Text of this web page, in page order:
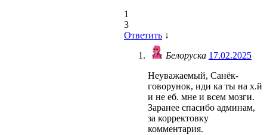
1
3
Ответить ↓
Белоруска 17.02.2025
Неуважаемый, Санёк-
говорунок, иди ка ты на х.й
и не еб. мне и всем мозги.
Заранее спасибо админам,
за корректовку
комментария.